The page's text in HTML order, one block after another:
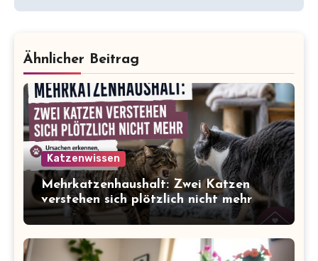
Ähnlicher Beitrag
Katzenwissen
Mehrkatzenhaushalt: Zwei Katzen
verstehen sich plötzlich nicht mehr